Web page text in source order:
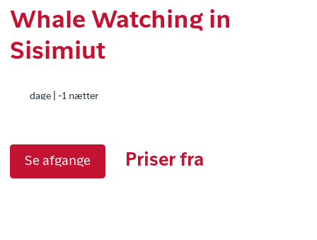
Whale Watching in
Sisimiut
dage | -1 nætter
Se afgange Priser fra